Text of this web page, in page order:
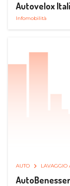
Autovelox
Infomobilità
AUTO LAVAGGIO